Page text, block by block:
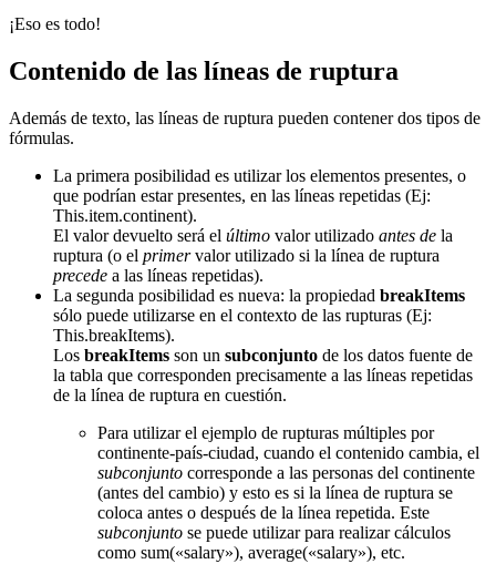
¡Eso es todo!
Contenido de las líneas de ruptura
Además de texto, las líneas de ruptura pueden contener dos tipos de
fórmulas.
La primera posibilidad es utilizar los elementos presentes, o
que podrían estar presentes, en las líneas repetidas (Ej:
This.item.continent).
El valor devuelto será el último valor utilizado antes de la
ruptura (o el primervalor utilizado si la línea de ruptura
precede a las líneas repetidas).
La segunda posibilidad es nueva: la propiedad breakItems
sólo puede utilizarse en el contexto de las rupturas (Ej:
This.breakItems).
Los breakItems son un subconjunto de los datos fuente de
la tabla que corresponden precisamente a las líneas repetidas
de la línea de ruptura en cuestión.
Para utilizar el ejemplo de rupturas múltiples por
continente-país-ciudad, cuando el contenido cambia, el
subconjunto corresponde a las personas del continente
(antes del cambio) y esto es si la línea de ruptura se
coloca antes o después de la línea repetida. Este
subconjunto se puede utilizar para realizar cálculos
como sum(«salary»), average(«salary»), etc.